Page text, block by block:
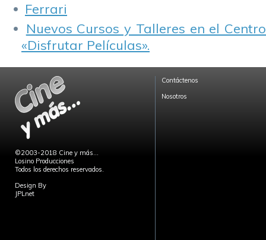
Ferrari
Nuevos Cursos y Talleres en el
«Disfrutar Películas».
©2003-2018 Cine y más...
Losino Producciones
Todos los derechos reservados.
Design By
JPLnet
Contáctenos
Nosotros